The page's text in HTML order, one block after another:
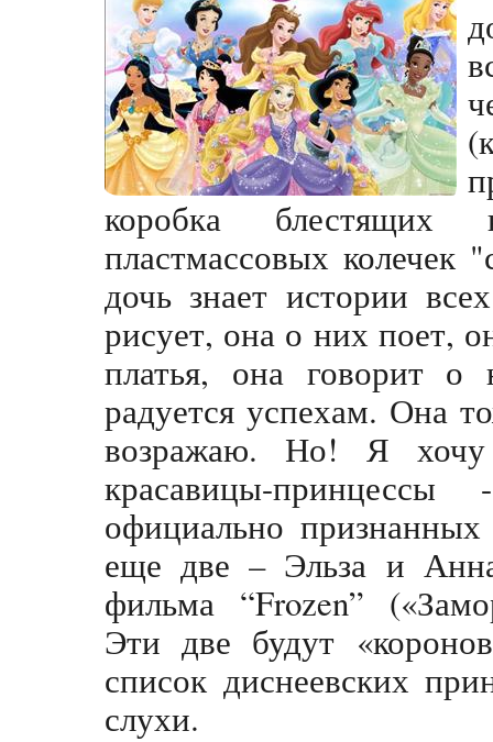
коробка
пластмассовых
дочь знает истории
рисует, она о них поет,
платья, она говорит
радуется успехам. Она
возражаю. Но! Я
красавицы-
официально
еще две – Эльза и
фильма “Frozen”
Эти две будут
список диснеевских
слухи.